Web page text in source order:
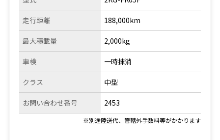
走行距離 188,000km
最大積載量
車検
クラス
お問い合わせ番号
2,000kg
一時抹消
中型
2453
※別途陸送代、管轄外手数料等がかかります